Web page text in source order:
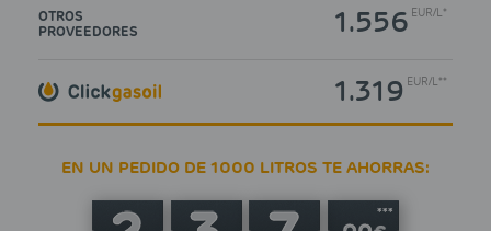
OTROS
PROVEEDORES
1.556EUR/L*
1.319EUR/L**
EN UN PEDIDO DE 1000 LITROS TE AHORRAS:
***